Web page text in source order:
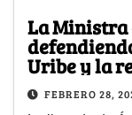
La Ministra
Uribe y la
FEBRERO 28,